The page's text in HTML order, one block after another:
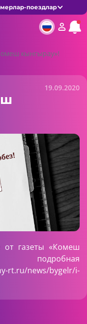
поездлар
кынгырау»!
19.09.2020
от газеты «Комеш
подробная
rt.ru/news/bygelr/i-